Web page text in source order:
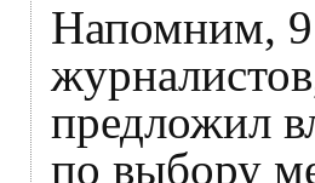
Напомним, 9
предложил
по выбору